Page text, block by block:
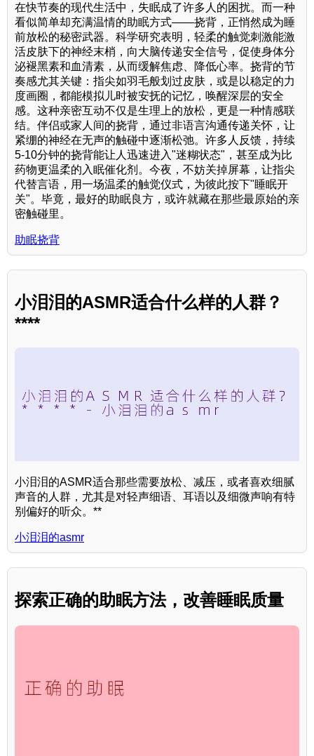
在快节奏的现代生活中，失眠成了许多人的困扰。而一种
看似简单却充满温情的助眠方式——挠背，正悄然成为睡
前放松的秘密武器。科学研究表明，轻柔的触觉刺激能激
活皮肤下的神经末梢，向大脑传递安全信号，促使身体分
泌褪黑素和血清素，从而缓解焦虑、降低心率。挠背的节
奏感尤其关键：指尖如羽毛般划过皮肤，或是以稳定的力
度画圈，都能模拟儿时被安抚的记忆，唤醒深层的安全
感。这种亲密互动不仅是生理上的放松，更是一种情感联
结。伴侣或家人间的挠背，通过非语言沟通传递关怀，让
紧绷的神经在无声的触碰中逐渐松弛。许多人反馈，持续
5-10分钟的挠背能让人迅速进入"迷糊状态"，甚至成为比
药物更温柔的入眠催化剂。今夜，不妨关掉屏幕，让指尖
代替言语，用一场温柔的触觉仪式，为彼此按下"睡眠开
关"。毕竟，最好的助眠良方，或许就藏在那些最原始的亲
密触碰里。
助眠挠背
小泪泪的ASMR适合什么样的人群？
****
小泪泪的ASMR适合那些需要放松、减压，或者喜欢细腻
声音的人群，尤其是对轻声细语、耳语以及细微声响有特
别偏好的听众。**
小泪泪的asmr
探索正确的助眠方法，改善睡眠质量